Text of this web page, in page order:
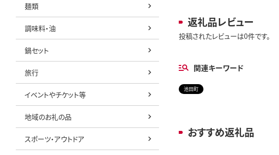
麺類
調味料・油
鍋セット
旅行
イベントやチケット等
地域のお礼の品
スポーツ・アウトドア
返礼品レビュー
投稿されたレビューは0件です。
関連キーワード
池田町
おすすめ返礼品